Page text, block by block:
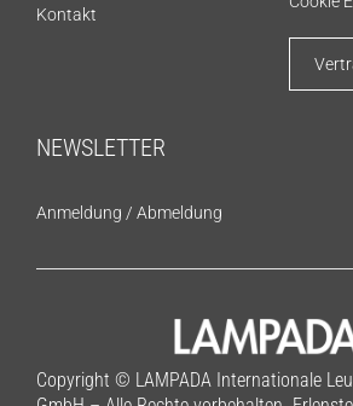
Kontakt
NEWSLETTER
Anmeldung / Abmeldung
Copyright © LAMPADA Internationale